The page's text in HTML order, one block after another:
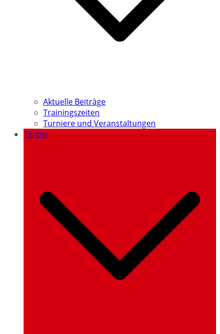
Aktuelle Beiträge
Trainingszeiten
Turniere und Veranstaltungen
Teams